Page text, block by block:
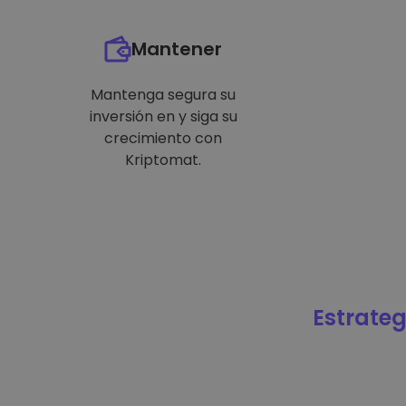
Mantener
Mantenga segura su
inversión en y siga su
crecimiento con
Kriptomat.